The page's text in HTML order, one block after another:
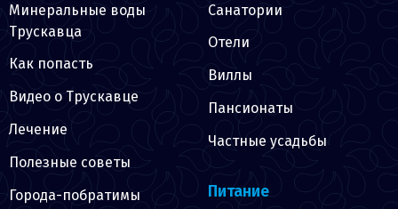
Минеральные воды
Трускавца
Как попасть
Видео о Трускавце
Лечение
Полезные советы
Города-побратимы
Санатории
Отели
Виллы
Пансионаты
Частные усадьбы
Питание